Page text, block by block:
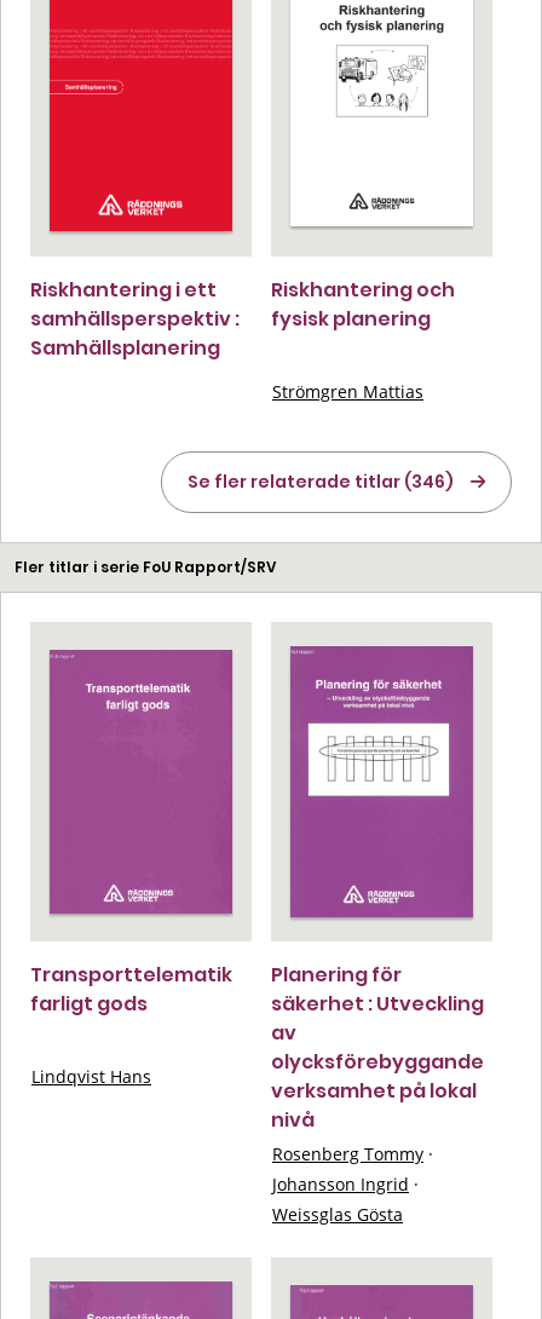
Riskhantering i ett
samhällsperspektiv :
Samhällsplanering
Riskhantering och
fysisk planering
Strömgren Mattias
Se fler relaterade titlar (346)
Fler titlar i serie FoU Rapport/SRV
Transporttelematik
farligt gods
Lindqvist Hans
Planering för
säkerhet : Utveckling
av
olycksförebyggande
verksamhet på lokal
nivå
Rosenberg Tommy ·
Johansson Ingrid ·
Weissglas Gösta